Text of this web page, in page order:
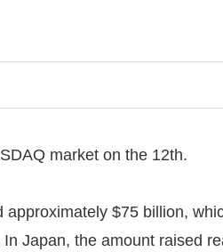
market on the 12th.
$75 billion,
Japan, the amount raised